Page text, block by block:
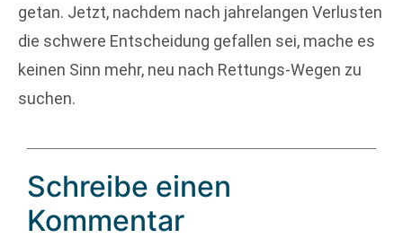
getan. Jetzt, nachdem nach jahrelangen Verlusten
die schwere Entscheidung gefallen sei, mache es
keinen Sinn mehr, neu nach Rettungs-Wegen zu
suchen.
Schreibe einen
Kommentar